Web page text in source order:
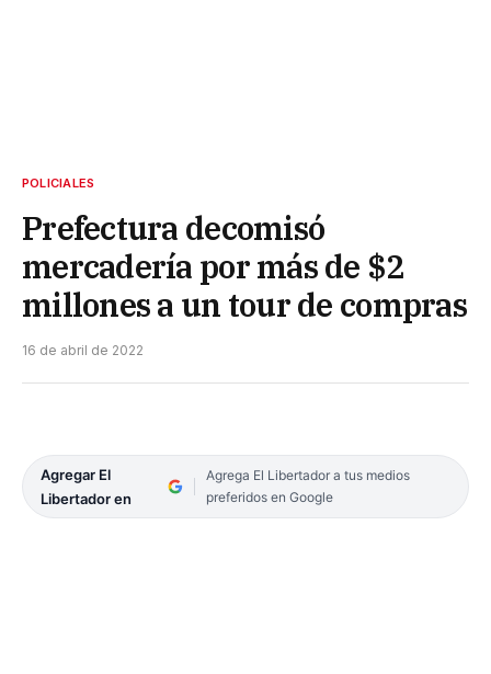
POLICIALES
Prefectura decomisó
mercadería por más de $2
millones a un tour de compras
16 de abril de 2022
Agregar El
Libertador en
Agrega El Libertador a tus medios
preferidos en Google